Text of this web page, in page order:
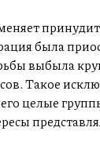
была
выбыла
Такое
целые